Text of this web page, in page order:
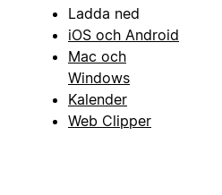
Ladda ned
iOS och Android
Mac och
Windows
Kalender
Web Clipper